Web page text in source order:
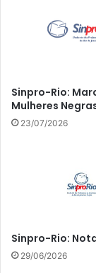
Sinpro-Rio:
Mulheres
23/07/2026
Sinpro-Rio:
29/06/2026